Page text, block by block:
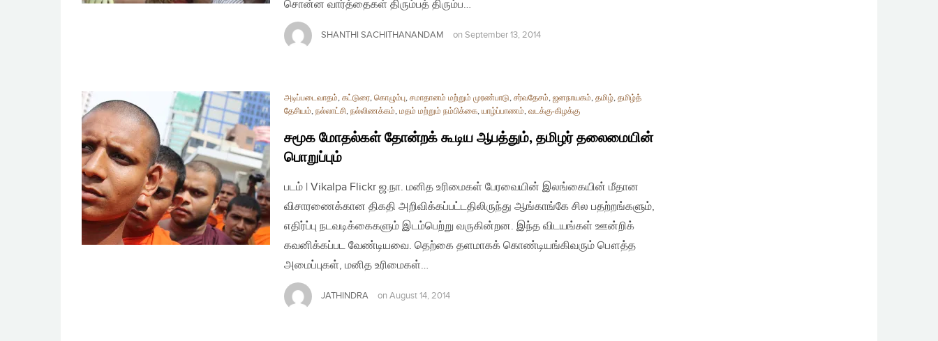
சொன்ன வார்த்தைகள் திரும்பத் திரும்ப…
SHANTHI SACHITHANANDAM on September 13, 2014
அடிப்படைவாதம், கட்டுரை, கொழும்பு, சமாதானம் மற்றும் முரண்பாடு, சர்வதேசம், ஜனநாயகம், தமிழ், தமிழ்த்
தேசியம், நல்லாட்சி, நல்லிணக்கம், மதம் மற்றும் நம்பிக்கை, யாழ்ப்பாணம், வடக்கு-கிழக்கு
சமூக மோதல்கள் தோன்றக் கூடிய ஆபத்தும், தமிழர் தலைமையின்
பொறுப்பும்
படம் | Vikalpa Flickr ஜ.நா. மனித உரிமைகள் பேரவையின் இலங்கையின் மீதான
விசாரணைக்கான திகதி​ அறிவிக்கப்பட்டதிலிருந்து ஆங்காங்கே சில பதற்றங்களும்,
எதிர்ப்பு நடவடிக்கைகளும் இடம்பெற்று வருகின்றன. இந்த விடயங்கள் ஊன்றிக்
கவனிக்கப்பட வேண்டியவை. தெற்கை தளமாகக் கொண்டியங்கிவரும் பௌத்த
அமைப்புகள், மனித உரிமைகள்…
JATHINDRA on August 14, 2014